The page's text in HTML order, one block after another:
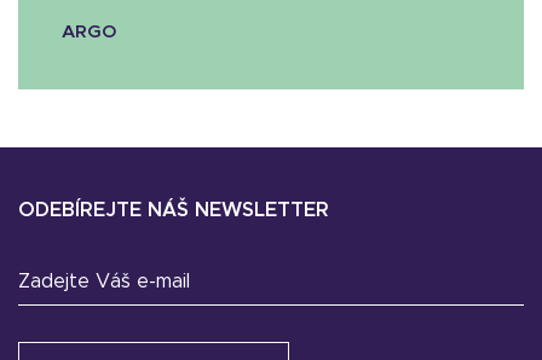
ARGO
ODEBÍREJTE NÁŠ NEWSLETTER
Zadejte Váš e-mail